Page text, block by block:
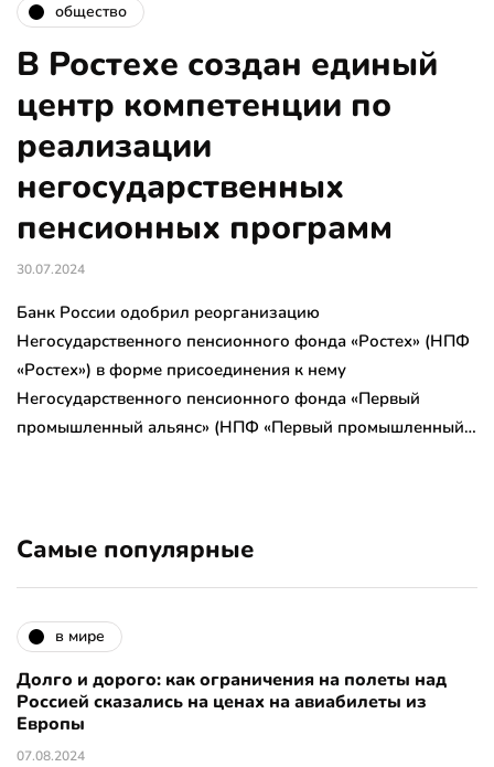
общество
В Ростехе создан единый
центр компетенции по
реализации
негосударственных
пенсионных программ
30.07.2024
Банк России одобрил реорганизацию
Негосударственного пенсионного фонда «Ростех» (НПФ
«Ростех») в форме присоединения к нему
Негосударственного пенсионного фонда «Первый
промышленный альянс» (НПФ «Первый промышленный…
Самые популярные
в мире
Долго и дорого: как ограничения на полеты над
Россией сказались на ценах на авиабилеты из
Европы
07.08.2024